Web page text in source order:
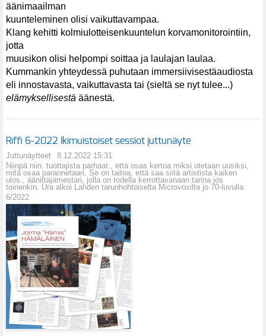
äänimaailman
kuunteleminen olisi vaikuttavampaa.
Klang kehitti kolmiulotteisenkuuntelun korvamonitorointiin,
jotta
muusikon olisi helpompi soittaa ja laulajan laulaa.
Kummankin yhteydessä puhutaan immersiivisestäaudiosta
eli innostavasta, vaikuttavasta tai (sieltä se nyt tulee...)
elämyksellisestä äänestä.
Riffi 6-2022 Ikimuistoiset sessiot juttunäyte
Juttunäytteet
8.12.2022 15:31
Niinpä niin, tuottajista parhaat:, että osas kertoa miksi otetaan uusiksi,
mitä osaa parannetaan. Se on taitoa, että saa siitä artistista kaiken
ulos., äänittäjämestari, jolla on todella kerrottavanaan tarina jos
toinenkin. Ura alkoi Lahden tarunhohtoiselta Microvoxilta jo 70-luvulla
6/2022